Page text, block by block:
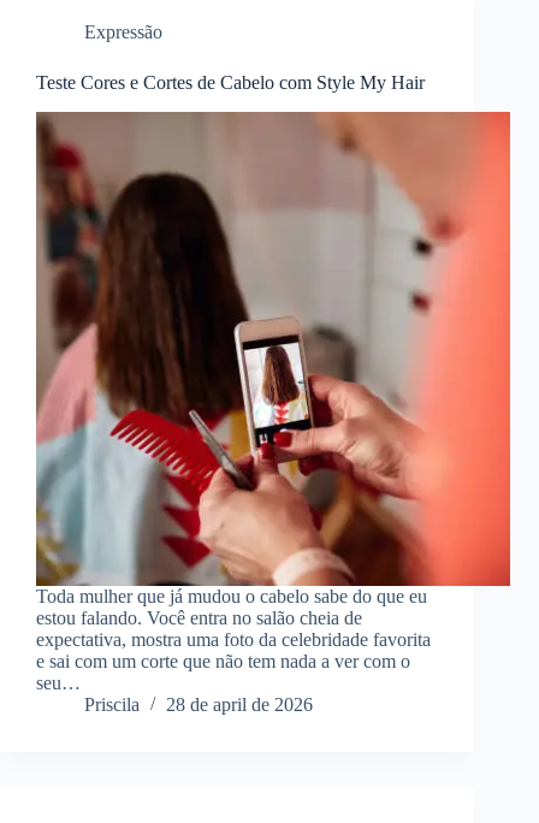
Expressão
Teste Cores e Cortes de Cabelo com Style My Hair
Toda mulher que já mudou o cabelo sabe do que eu
estou falando. Você entra no salão cheia de
expectativa, mostra uma foto da celebridade favorita
e sai com um corte que não tem nada a ver com o
seu…
Priscila
28 de april de 2026